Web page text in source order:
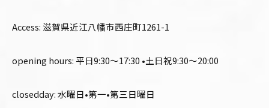
Access: 滋賀県近江八幡市西庄町1261-1
opening hours: 平日9:30〜17:30 •土日祝9:30〜20:00
closedday: 水曜日•第一•第三日曜日